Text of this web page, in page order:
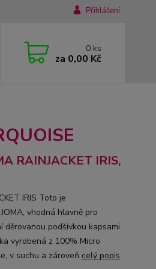
Přihlášení
0 ks
za 0,00 Kč
RAINJACKET IRIS,
IRIS Toto je
vhodná hlavně pro
podšívkou kapsami
vyrobená z 100% Micro
v suchu a zároveň celý popis